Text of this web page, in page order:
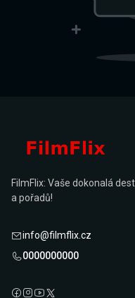
FilmFlix: Vaše dokonalá
a pořadů!
info@filmflix.cz
0000000000